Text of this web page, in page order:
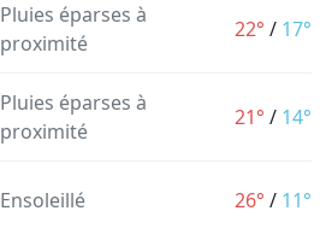
Pluies éparses à
proximité
22° / 17°
Pluies éparses à
proximité
21° / 14°
Ensoleillé 26° / 11°